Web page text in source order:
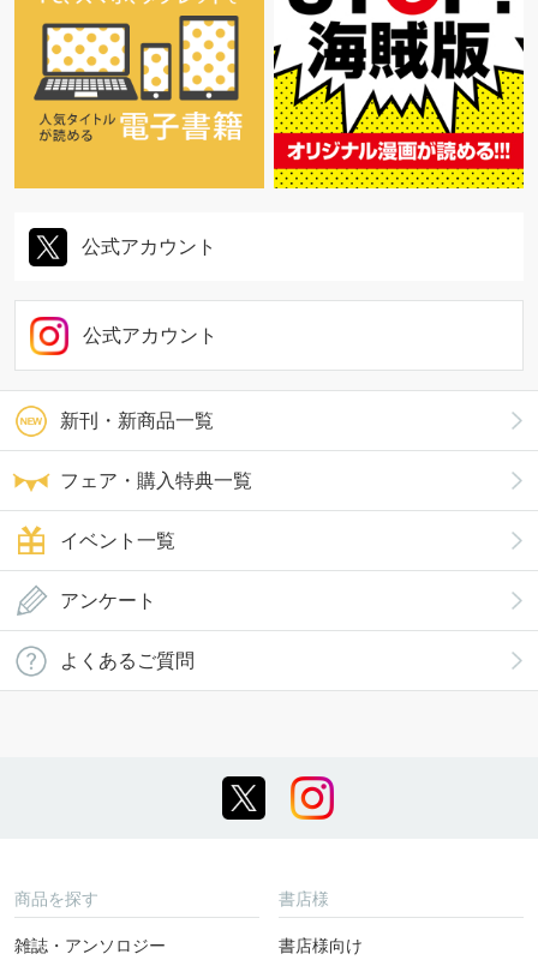
新刊・新商品一覧
フェア・購入特典一覧
イベント一覧
公式アカウント
公式アカウント
アンケート
よくあるご質問
商品を探す
雑誌・アンソロジー
書店様
書店様向け